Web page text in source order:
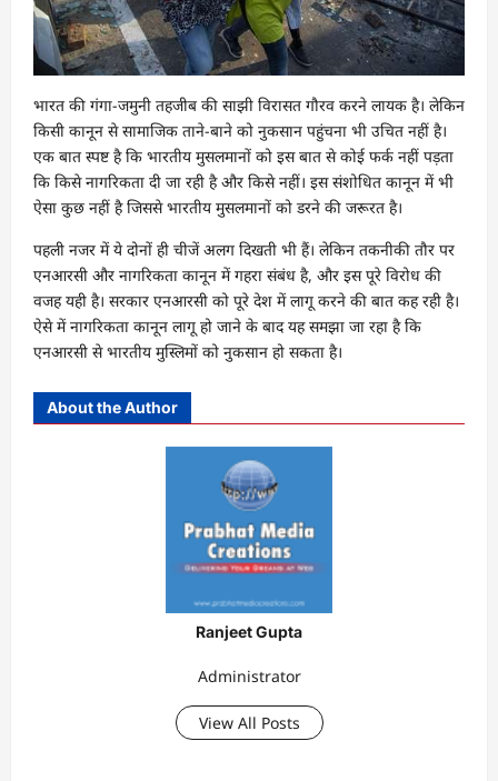
भारत की गंगा-जमुनी तहजीब की साझी विरासत गौरव करने लायक है। लेकिन
किसी कानून से सामाजिक ताने-बाने को नुकसान पहुंचना भी उचित नहीं है।
एक बात स्पष्ट है कि भारतीय मुसलमानों को इस बात से कोई फर्क नहीं पड़ता
कि किसे नागरिकता दी जा रही है और किसे नहीं। इस संशोधित कानून में भी
ऐसा कुछ नहीं है जिससे भारतीय मुसलमानों को डरने की जरूरत है।
पहली नजर में ये दोनों ही चीजें अलग दिखती भी हैं। लेकिन तकनीकी तौर पर
एनआरसी और नागरिकता कानून में गहरा संबंध है, और इस पूरे विरोध की
वजह यही है। सरकार एनआरसी को पूरे देश में लागू करने की बात कह रही है।
ऐसे में नागरिकता कानून लागू हो जाने के बाद यह समझा जा रहा है कि
एनआरसी से भारतीय मुस्लिमों को नुकसान हो सकता है।
About the Author
Ranjeet Gupta
Administrator
View All Posts